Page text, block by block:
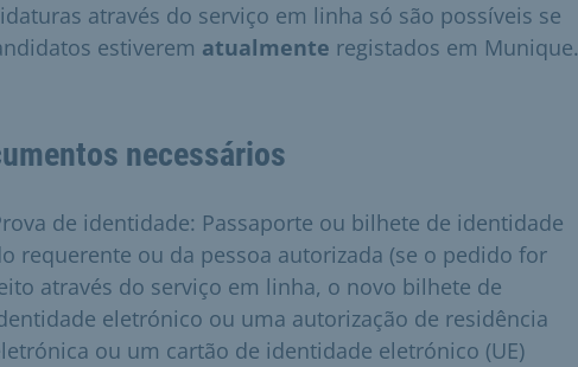
através do serviço em linha só são possíveis se
estiverem atualmente registados em Munique.
necessários
de identidade: Passaporte ou bilhete de identidade
requerente ou da pessoa autorizada (se o pedido for
através do serviço em linha, o novo bilhete de
eletrónico ou uma autorização de residência
ou um cartão de identidade eletrónico (UE)